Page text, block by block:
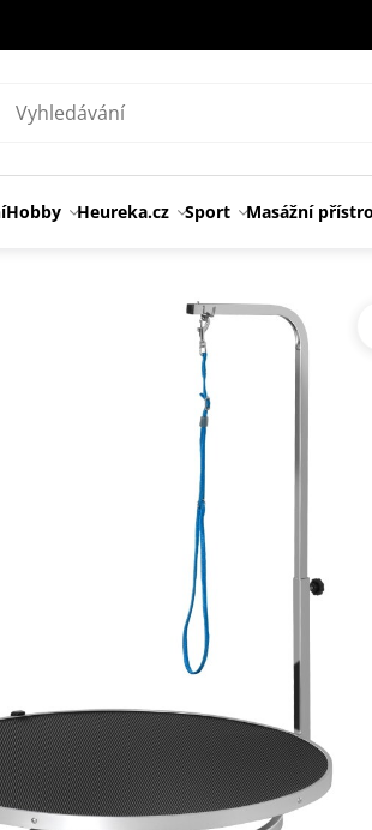
Hobby Heureka.cz Sport Masážní